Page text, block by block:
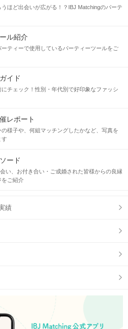
うほど出会いが広がる！？IBJ Matchingのパーテ
ル紹介
ティーで使用しているパーティーツールをご
イド
チェック！性別・年代別で好印象なファッシ
レポート
様子や、何組マッチングしたかなど、写真を
す
ード
い、お付き合い・ご成婚された皆様からの良縁
をご紹介
績